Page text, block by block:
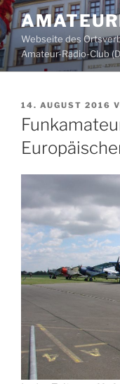
Zum
Inhalt
springenWebseite des
Amateur-Radio-Club
VERÖFFENTLICHT
AM
14. AUGUST 2016